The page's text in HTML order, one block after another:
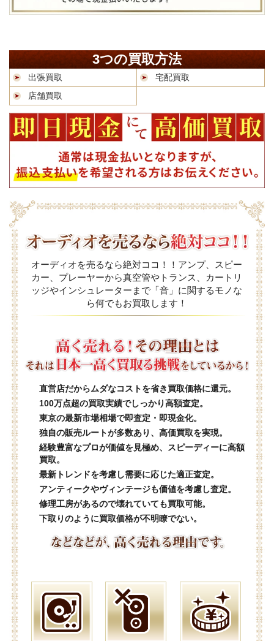
3つの買取方法
出張買取
宅配買取
店舗買取
オーディオを売るなら絶対ココ！！アンプ、スピー
カー、プレーヤーから真空管やトランス、カートリ
ッジやインシュレーターまで「音」に関するモノな
ら何でもお買取します！
直営店だからムダなコストを省き買取価格に還元。
100万点超の買取実績でしっかり高額査定。
東京の最新市場相場で即査定・即現金化。
独自の販売ルートが多数あり、高価買取を実現。
経験豊富なプロが価値を見極め、スピーディーに高額
買取。
最新トレンドを考慮し需要に応じた適正査定。
アンティークやヴィンテージも価値を考慮し査定。
修理工房があるので壊れていても買取可能。
下取りのように買取価格が不明瞭でない。